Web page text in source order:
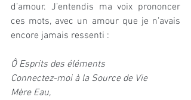
d’amour. J’entendis ma voix prononcer
ces mots, avec un amour que je n’avais
encore jamais ressenti :
Ô Esprits des éléments
Connectez-moi à la Source de Vie
Mère Eau,